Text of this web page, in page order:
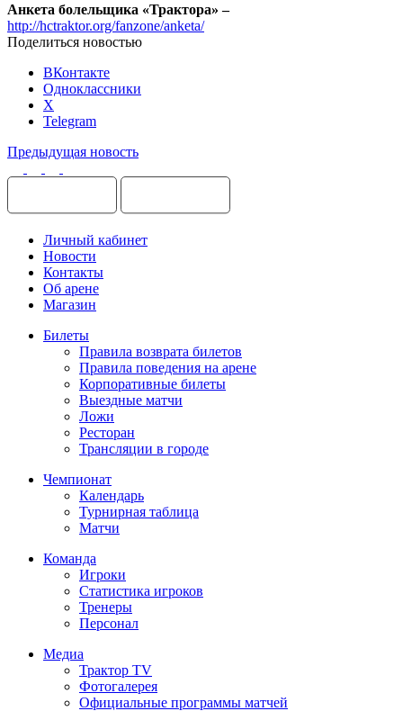
Анкета болельщика «Трактора» –
http://hctraktor.org/fanzone/anketa/
Поделиться новостью
ВКонтакте
Одноклассники
X
Telegram
Предыдущая новость
Личный кабинет
Новости
Контакты
Об арене
Магазин
Билеты
Правила возврата билетов
Правила поведения на арене
Корпоративные билеты
Выездные матчи
Ложи
Ресторан
Трансляции в городе
Чемпионат
Календарь
Турнирная таблица
Матчи
Команда
Игроки
Статистика игроков
Тренеры
Персонал
Медиа
Трактор TV
Фотогалерея
Официальные программы матчей